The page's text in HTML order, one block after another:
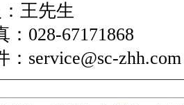
王先生
：028-67171868
：service@sc-zhh.com